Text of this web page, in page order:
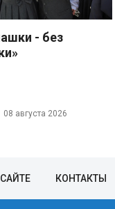
- без
08 августа 2026
КОНТАКТЫ